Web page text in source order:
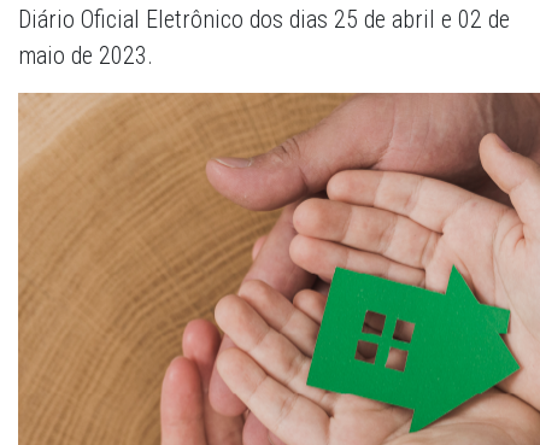
Diário Oficial Eletrônico dos dias 25 de abril e 02 de
maio de 2023.